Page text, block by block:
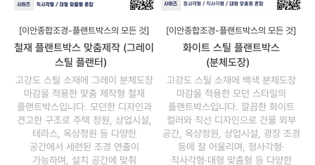
[이안종합조경-플랜트박스의 모든 것]
철재 플랜트박스 맞춤제작 (그레이
스틸 플랜터)
고강도 스틸 소재에 그레이 분체도장
마감을 적용한 맞춤 제작형 철재
플랜트박스입니다. 모던한 디자인과
견고한 구조로 주택 정원, 상업시설,
테라스, 옥상정원 등 다양한
공간에서 세련된 조경 연출이
가능하며, 설치 공간에 맞춰
[이안종합조경-플랜트박스의 모든 것]
화이트 스틸 플랜트박스
(분체도장)
고강도 스틸 소재에 백색 분체도장
마감을 적용한 모던 스타일의
플랜트박스입니다. 깔끔한 화이트
컬러와 직선 디자인으로 건물 외부
공간, 옥상정원, 상업시설, 광장 조경
등에 잘 어울리며, 정사각형·
직사각형·대형 맞춤형 등 다양한